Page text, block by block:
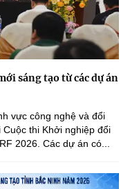
sáng tạo từ các dự án
vực công nghệ và đổi
thi Khởi nghiệp đổi
2026. Các dự án có...